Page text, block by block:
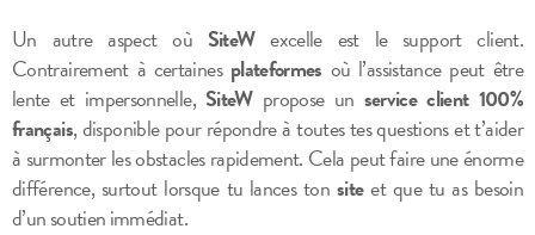
Un autre aspect où SiteWexcelle est le support client.
Contrairement à certaines plateformes où l’assistance peut être
lente et impersonnelle, SiteWpropose un service client 100%
français, disponible pour répondre à toutes tes questions et t’aider
à surmonter les obstacles rapidement. Cela peut faire une énorme
différence, surtout lorsque tu lances ton siteet que tu as besoin
d’un soutien immédiat.